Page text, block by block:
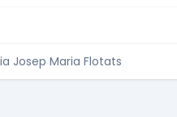
Josep Maria Flotats